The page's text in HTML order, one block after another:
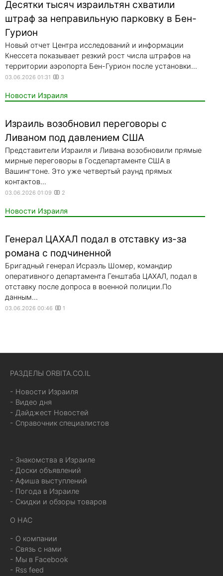
Десятки тысяч израильтян схватили
штраф за неправильную парковку в Бен-
Гурион
Новый отчет Центра исследований и информации
Кнессета показывает резкий рост числа штрафов на
территории аэропорта Бен-Гурион после установки...
03.06.2026 01:31 3
Новости Израиля
Израиль возобновил переговоры с
Ливаном под давлением США
Представители Израиля и Ливана возобновили прямые
мирные переговоры в Госдепартаменте США в
Вашингтоне. Это уже четвертый раунд прямых
контактов...
03.06.2026 01:09 2
Новости Израиля
Генерал ЦАХАЛ подал в отставку из-за
романа с подчиненной
Бригадный генерал Исраэль Шомер, командир
оперативного департамента Генштаба ЦАХАЛ, подал в
отставку после допроса в военной полиции.По
данным...
03.06.2026 00:46 1
РАЗДЕЛЫ ORBITA.CO.IL
- Новости Израиля
- Видео дня
- Дайджест Новостей
- Справочник специалистов
- Знакомства в Израиле
- Доски объявлений
- Афиша выступлений
- Погода в Израиле
- Скидки и обзоры товаров
О НАС
- О компании
- Связь с нами
- Мы в Facebook
- Rss feed